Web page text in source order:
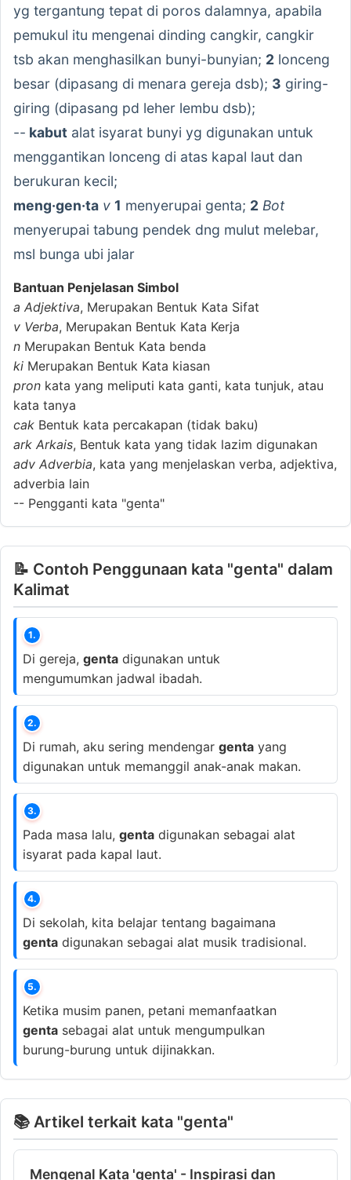
yg tergantung tepat di poros dalamnya, apabila
pemukul itu mengenai dinding cangkir, cangkir
tsb akan menghasilkan bunyi-bunyian; 2 lonceng
besar (dipasang di menara gereja dsb); 3 giring-
giring (dipasang pd leher lembu dsb);
-- kabut alat isyarat bunyi yg digunakan untuk
menggantikan lonceng di atas kapal laut dan
berukuran kecil;
meng·gen·ta v 1 menyerupai genta; 2 Bot
menyerupai tabung pendek dng mulut melebar,
msl bunga ubi jalar
Bantuan Penjelasan Simbol
a Adjektiva, Merupakan Bentuk Kata Sifat
v Verba, Merupakan Bentuk Kata Kerja
n Merupakan Bentuk Kata benda
ki Merupakan Bentuk Kata kiasan
pron kata yang meliputi kata ganti, kata tunjuk, atau
kata tanya
cak Bentuk kata percakapan (tidak baku)
ark Arkais, Bentuk kata yang tidak lazim digunakan
adv Adverbia, kata yang menjelaskan verba, adjektiva,
adverbia lain
-- Pengganti kata "genta"
📝 Contoh Penggunaan kata "genta" dalam
Kalimat
1.
Di gereja, genta digunakan untuk
mengumumkan jadwal ibadah.
2.
Di rumah, aku sering mendengar genta yang
digunakan untuk memanggil anak-anak makan.
3.
Pada masa lalu, genta digunakan sebagai alat
isyarat pada kapal laut.
4.
Di sekolah, kita belajar tentang bagaimana
genta digunakan sebagai alat musik tradisional.
5.
Ketika musim panen, petani memanfaatkan
genta sebagai alat untuk mengumpulkan
burung-burung untuk dijinakkan.
📚 Artikel terkait kata "genta"
Mengenal Kata 'genta' - Inspirasi dan